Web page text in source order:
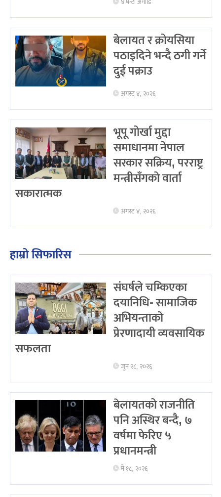
४ घन्टा अगाडि
बेलायत र क्रोयसिया
पठाइदिने भन्दै ठगी गर्ने
दुई पक्राउ
अगस्ट ४, २०२६
भूपू गोर्खा मुद्दा
समाधानमा नेपाल
सरकार सक्रिय, परराष्ट्र
मन्त्रीसँगको वार्ता
सकारात्मक
अगस्ट ४, २०२६
हाम्रो सिफारिस
संघर्षले चम्किएका
दयानिधि- सामाजिक
अभियन्ताको
प्रेरणादायी व्यवसायिक
सफलता
जुन २८, २०२६
बेलायतको राजनीति
पनि अस्थिर बन्दै, ७
वर्षमा फेरिए ५
प्रधानमन्त्री
मे १८, २०२६